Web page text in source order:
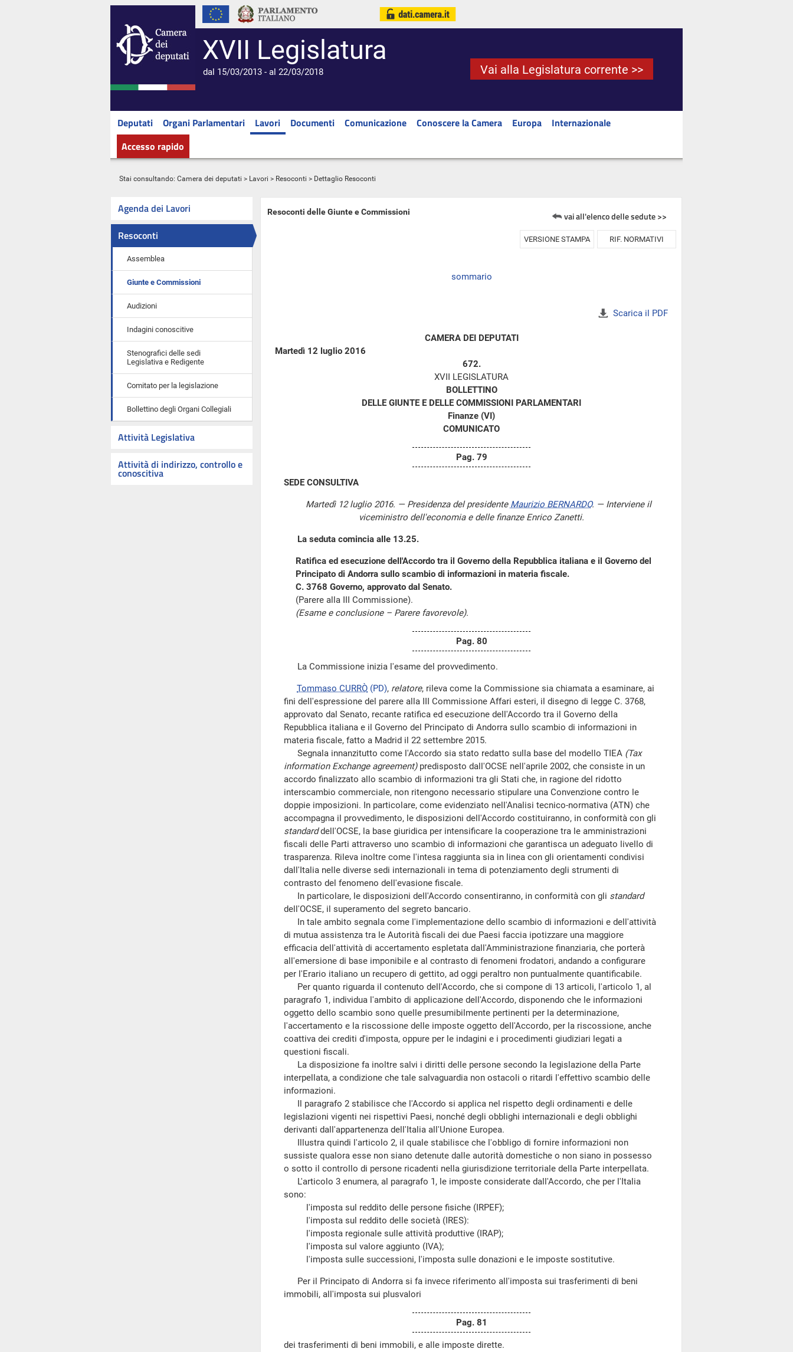
XVII Legislatura
dal 15/03/2013 - al 22/03/2018 Vai alla Legislatura corrente >>
Deputati Organi Parlamentari Lavori Documenti Comunicazione Conoscere la Camera Europa
Internazionale
Accesso rapido
Stai consultando: Camera dei deputati > Lavori > Resoconti > Dettaglio Resoconti
Agenda dei Lavori
Resoconti
Assemblea
Giunte e Commissioni
Audizioni
Indagini conoscitive
Stenografici delle sedi
Legislativa e Redigente
Comitato per la legislazione
Bollettino degli Organi Collegiali
Attività Legislativa
Attività di indirizzo, controllo e
conoscitiva
Resoconti delle Giunte e Commissioni vai all'elenco delle sedute >>
VERSIONE STAMPA RIF. NORMATIVI
sommario
Scarica il PDF
CAMERA DEI DEPUTATI
Martedì 12 luglio 2016
672.
XVII LEGISLATURA
BOLLETTINO
DELLE GIUNTE E DELLE COMMISSIONI PARLAMENTARI
Finanze (VI)
COMUNICATO
Pag. 79
SEDE CONSULTIVA
Martedì 12 luglio 2016. — Presidenza del presidente Maurizio BERNARDO. — Interviene il
viceministro dell'economia e delle finanze Enrico Zanetti.
La seduta comincia alle 13.25.
Ratifica ed esecuzione dell'Accordo tra il Governo della Repubblica italiana e il Governo del
Principato di Andorra sullo scambio di informazioni in materia fiscale.
C. 3768 Governo, approvato dal Senato.
(Parere alla III Commissione).
(Esame e conclusione – Parere favorevole).
Pag. 80
La Commissione inizia l'esame del provvedimento.
Tommaso CURRÒ (PD), relatore, rileva come la Commissione sia chiamata a esaminare, ai
fini dell'espressione del parere alla III Commissione Affari esteri, il disegno di legge C. 3768,
approvato dal Senato, recante ratifica ed esecuzione dell'Accordo tra il Governo della
Repubblica italiana e il Governo del Principato di Andorra sullo scambio di informazioni in
materia fiscale, fatto a Madrid il 22 settembre 2015.
Segnala innanzitutto come l'Accordo sia stato redatto sulla base del modello TIEA (Tax
information Exchange agreement) predisposto dall'OCSE nell'aprile 2002, che consiste in un
accordo finalizzato allo scambio di informazioni tra gli Stati che, in ragione del ridotto
interscambio commerciale, non ritengono necessario stipulare una Convenzione contro le
doppie imposizioni. In particolare, come evidenziato nell'Analisi tecnico-normativa (ATN) che
accompagna il provvedimento, le disposizioni dell'Accordo costituiranno, in conformità con gli
standarddell'OCSE, la base giuridica per intensificare la cooperazione tra le amministrazioni
fiscali delle Parti attraverso uno scambio di informazioni che garantisca un adeguato livello di
trasparenza. Rileva inoltre come l'intesa raggiunta sia in linea con gli orientamenti condivisi
dall'Italia nelle diverse sedi internazionali in tema di potenziamento degli strumenti di
contrasto del fenomeno dell'evasione fiscale.
In particolare, le disposizioni dell'Accordo consentiranno, in conformità con gli standard
dell'OCSE, il superamento del segreto bancario.
In tale ambito segnala come l'implementazione dello scambio di informazioni e dell'attività
di mutua assistenza tra le Autorità fiscali dei due Paesi faccia ipotizzare una maggiore
efficacia dell'attività di accertamento espletata dall'Amministrazione finanziaria, che porterà
all'emersione di base imponibile e al contrasto di fenomeni frodatori, andando a configurare
per l'Erario italiano un recupero di gettito, ad oggi peraltro non puntualmente quantificabile.
Per quanto riguarda il contenuto dell'Accordo, che si compone di 13 articoli, l'articolo 1, al
paragrafo 1, individua l'ambito di applicazione dell'Accordo, disponendo che le informazioni
oggetto dello scambio sono quelle presumibilmente pertinenti per la determinazione,
l'accertamento e la riscossione delle imposte oggetto dell'Accordo, per la riscossione, anche
coattiva dei crediti d'imposta, oppure per le indagini e i procedimenti giudiziari legati a
questioni fiscali.
La disposizione fa inoltre salvi i diritti delle persone secondo la legislazione della Parte
interpellata, a condizione che tale salvaguardia non ostacoli o ritardi l'effettivo scambio delle
informazioni.
Il paragrafo 2 stabilisce che l'Accordo si applica nel rispetto degli ordinamenti e delle
legislazioni vigenti nei rispettivi Paesi, nonché degli obblighi internazionali e degli obblighi
derivanti dall'appartenenza dell'Italia all'Unione Europea.
Illustra quindi l'articolo 2, il quale stabilisce che l'obbligo di fornire informazioni non
sussiste qualora esse non siano detenute dalle autorità domestiche o non siano in possesso
o sotto il controllo di persone ricadenti nella giurisdizione territoriale della Parte interpellata.
L'articolo 3 enumera, al paragrafo 1, le imposte considerate dall'Accordo, che per l'Italia
sono:
l'imposta sul reddito delle persone fisiche (IRPEF);
l'imposta sul reddito delle società (IRES):
l'imposta regionale sulle attività produttive (IRAP);
l'imposta sul valore aggiunto (IVA);
l'imposta sulle successioni, l'imposta sulle donazioni e le imposte sostitutive.
Per il Principato di Andorra si fa invece riferimento all'imposta sui trasferimenti di beni
immobili, all'imposta sui plusvalori
Pag. 81
dei trasferimenti di beni immobili, e alle imposte dirette.